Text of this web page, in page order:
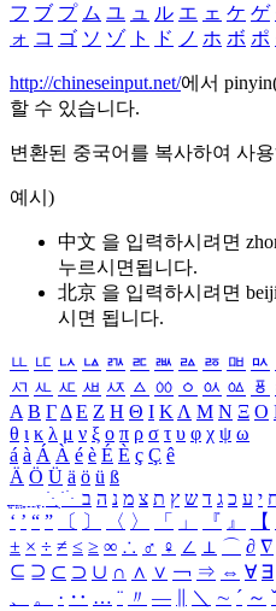
フ ブ プ ム ユ ュ ル エ ェ ケ ゲ
ォ コ ゴ ソ ゾ ト ド ノ ホ ボ ポ
http://chineseinput.net/에서
할 수 있습니다.
변환된 중국어를 복사하여 사
예시)
中文 을 입력하시려면
누르시면됩니다.
北京 을 입력하시려면
시면 됩니다.
ㅥ ㅦ ㅧ ㅨ ㅩ ㅪ ㅫ ㅬ ㅭ ㅮ ㅯ
ㅺ ㅻ ㅼ ㅽ ㅾ ㅿ ㆀ ㆁ ㆂ ㆃ ㆄ
Α Β ΓΔ Ε Ζ Η Θ Ι ΚΛ Μ Ν Ξ Ο
θ ι κ λ μ ν ξ ο π ρ σ τ υ φ χ ψ ω
á à Á À é è É È ç Ç ê
Ä Ö Ü ä ö ü ß
ִֶֹ ֻּ ׁׂ י ע כ ג ד ש ץ ת צ מ נ ה ב
‘ ’ “ ” 〔 〕 〈 〉 「 」 『 』 【
± × ÷ ≠ ≤ ≥ ∞ ∴ ♂ ♀ ∠ ⊥ ⌒ ∂ ∇
⊆ ⊇ ⊂ ⊃ ∪ ∩ ∧ ∨ ￢ ⇒ ⇔ ∀ ∃
、
。 · ‥ … ¨ 〃 ― ＼ ∼ ´ ～ ˇ